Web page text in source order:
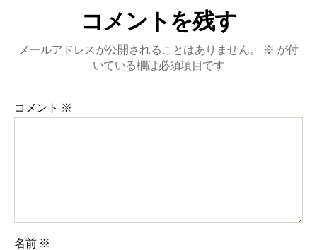
コメントを残す
メールアドレスが公開されることはありません。 ※ が付
いている欄は必須項目です
コメント ※
名前 ※